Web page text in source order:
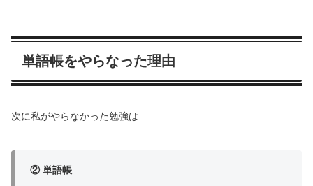
単語帳をやらなった理由
次に私がやらなかった勉強は
② 単語帳